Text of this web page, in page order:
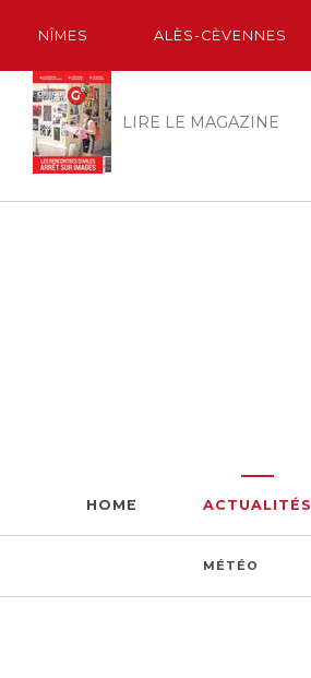
NÎMES ALÈS-CÈVENNES
LIRE LE MAGAZINE
HOME ACTUALITÉS
MÉTÉO